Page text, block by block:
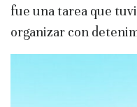
fue una tarea que
organizar con